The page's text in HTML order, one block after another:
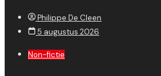
Philippe De Cleen
5 augustus 2026
Non-fictie